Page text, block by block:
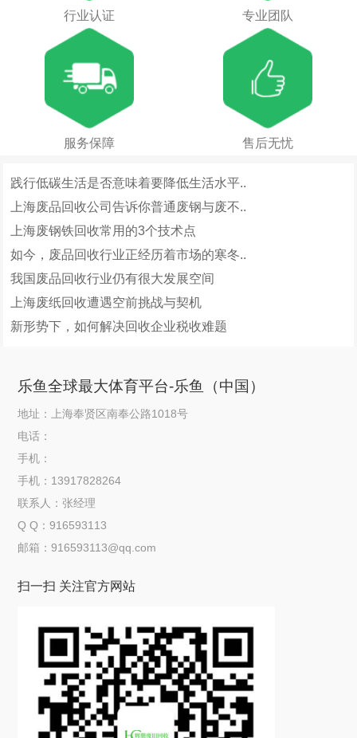
行业认证 专业团队
服务保障 售后无忧
践行低碳生活是否意味着要降低生活水平..
上海废品回收公司告诉你普通废钢与废不..
上海废钢铁回收常用的3个技术点
如今，废品回收行业正经历着市场的寒冬..
我国废品回收行业仍有很大发展空间
上海废纸回收遭遇空前挑战与契机
新形势下，如何解决回收企业税收难题
乐鱼全球最大体育平台-乐鱼（中国）
地址：上海奉贤区南奉公路1018号
电话：
手机：
手机：13917828264
联系人：张经理
Q Q：916593113
邮箱：916593113@qq.com
扫一扫 关注官方网站